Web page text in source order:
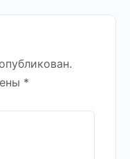
*